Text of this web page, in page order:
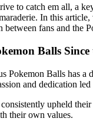
to catch em all, a
In this
fans and the
Balls Since
Pokemon Balls has
and dedication
upheld
their own values.